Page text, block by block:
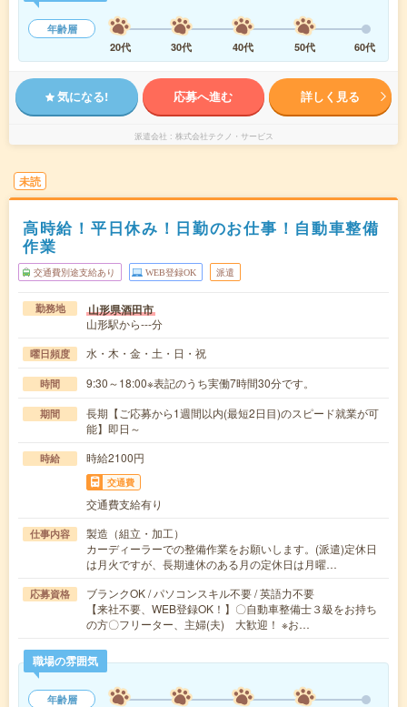
年齢層
20代
30代 40代 50代 60代
気になる! 応募へ進む 詳しく見る
派遣会社 株式会社テクノ・サービス
未読
高時給！平日休み！日勤のお仕事！自動車整備
作業
交通費別途支給あり WEB登録OK 派遣
勤務地 山形県酒田市
山形駅から---分
曜日頻度 水・木・金・土・日・祝
時間 9:30～18:00※表記のうち実働7時間30分です。
期間
長期【ご応募から1週間以内(最短2日目)のスピード就業が可
能】即日～
時給 時給2100円
交通費
交通費支給有り
仕事内容
製造（組立・加工）
カーディーラーでの整備作業をお願いします。(派遣)定休日
は月火ですが、長期連休のある月の定休日は月曜…
応募資格
ブランクOK / パソコンスキル不要 / 英語力不要
【来社不要、WEB登録OK！】〇自動車整備士３級をお持ち
の方〇フリーター、主婦(夫) 大歓迎！ ※お…
職場の雰囲気
年齢層